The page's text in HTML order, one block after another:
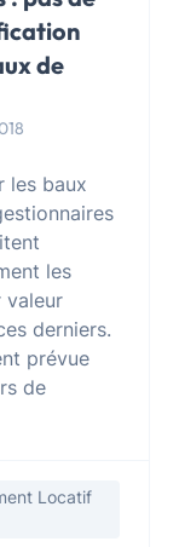
de
les baux
les
valeur
derniers.
prévue
de
Locatif